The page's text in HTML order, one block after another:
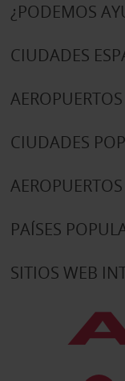
¿PODEMOS
CIUDADES
CIUDADES
PAÍSES
SITIOS WEB